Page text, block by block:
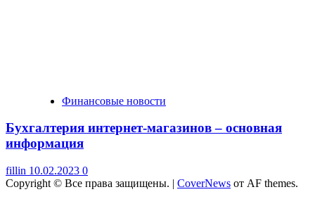
Финансовые новости
Бухгалтерия интернет-магазинов – основная
информация
fillin 10.02.2023 0
Copyright © Все права защищены. | CoverNews от AF themes.